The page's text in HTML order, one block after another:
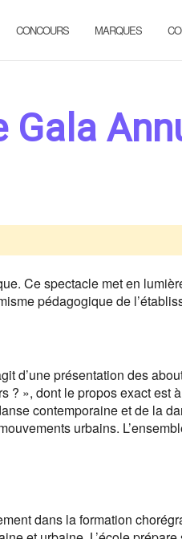
CONCOURS MARQUES
Ce spectacle met en
pédagogique de
d’une présentation des
? », dont le propos exact est
contemporaine et de la
urbains.
dans la formation